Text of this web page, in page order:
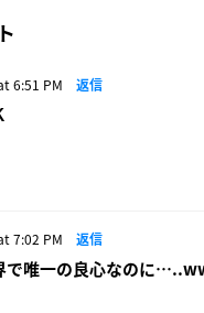
6:51 PM 返信
7:02 PM 返信
で唯一の良心なのに